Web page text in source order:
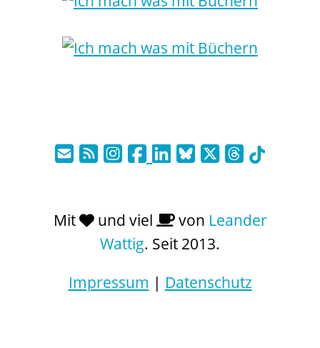
Mit und viel von Leander
Wattig. Seit 2013.
Impressum | Datenschutz